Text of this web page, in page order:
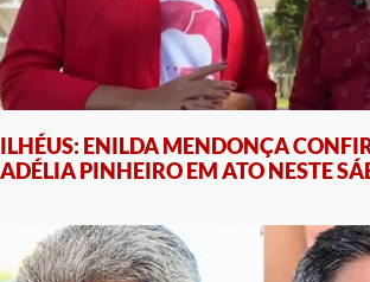
ILHÉUS: ENILDA MENDONÇA
ADÉLIA PINHEIRO EM ATO NESTE